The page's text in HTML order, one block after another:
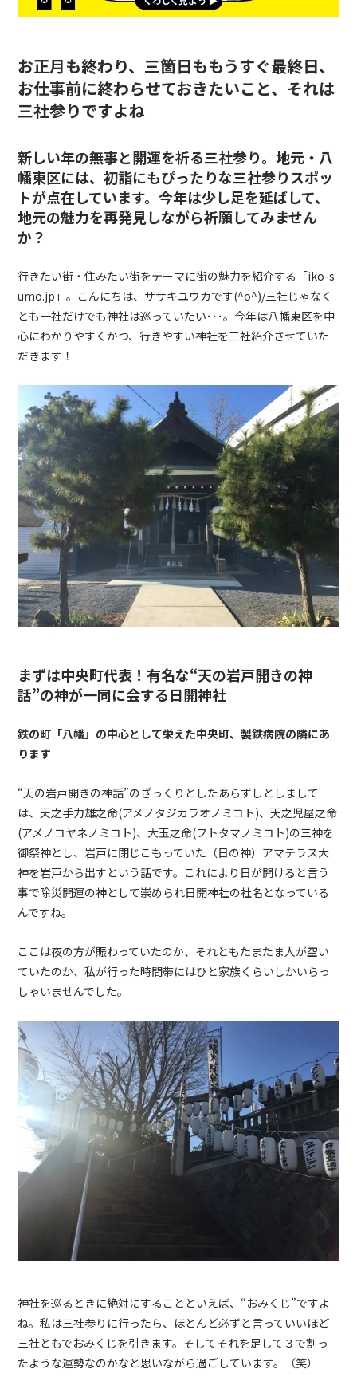
お正月も終わり、三箇日ももうすぐ最終日、
お仕事前に終わらせておきたいこと、それは
三社参りですよね
新しい年の無事と開運を祈る三社参り。地元・八
幡東区には、初詣にもぴったりな三社参りスポッ
トが点在しています。今年は少し足を延ばして、
地元の魅力を再発見しながら祈願してみません
か？
行きたい街・住みたい街をテーマに街の魅力を紹介する「iko-s
umo.jp 」。こんにちは、ササキユウカです(^o^)/三社じゃなく
とも一社だけでも神社は巡っていたい･･･。今年は八幡東区を中
心にわかりやすくかつ、行きやすい神社を三社紹介させていた
だきます！
まずは中央町代表！有名な“天の岩戸開きの神
話”の神が一同に会する日開神社
鉄の町「八幡」の中心として栄えた中央町、製鉄病院の隣にあ
ります
“天の岩戸開きの神話”のざっくりとしたあらずしとしまして
は、天之手力雄之命(アメノタジカラオノミコト)、天之児屋之命
(アメノコヤネノミコト)、大玉之命(フトタマノミコト)の三神を
御祭神とし、岩戸に閉じこもっていた（日の神）アマテラス大
神を岩戸から出すという話です。これにより日が開けると言う
事で除災開運の神として崇められ日開神社の社名となっている
んですね。
ここは夜の方が賑わっていたのか、それともたまたま人が空い
ていたのか、私が行った時間帯にはひと家族くらいしかいらっ
しゃいませんでした。
神社を巡るときに絶対にすることといえば、“おみくじ”ですよ
ね。私は三社参りに行ったら、ほとんど必ずと言っていいほど
三社ともでおみくじを引きます。そしてそれを足して３で割っ
たような運勢なのかなと思いながら過ごしています。（笑）